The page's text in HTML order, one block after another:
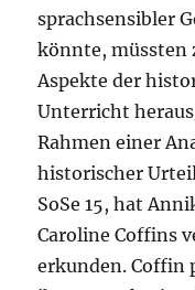
sprachsensibler
könnte, müssten
Aspekte der
Unterricht
Rahmen einer
historischer
SoSe 15, hat
Caroline Coffins
erkunden. Coffin